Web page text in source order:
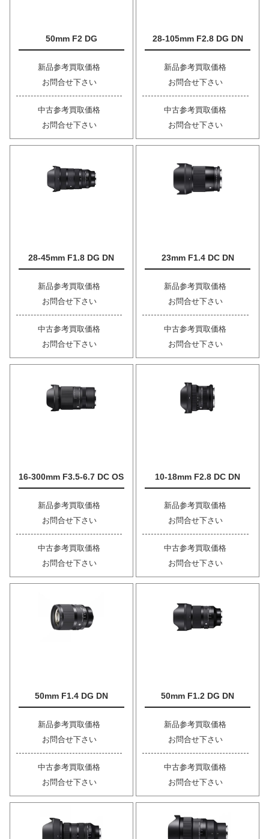
50mm F2 DG
新品参考買取価格
お問合せ下さい
中古参考買取価格
お問合せ下さい
28-105mm F2.8 DG DN
新品参考買取価格
お問合せ下さい
中古参考買取価格
お問合せ下さい
28-45mm F1.8 DG DN
新品参考買取価格
お問合せ下さい
中古参考買取価格
お問合せ下さい
23mm F1.4 DC DN
新品参考買取価格
お問合せ下さい
中古参考買取価格
お問合せ下さい
16-300mm F3.5-6.7 DC OS
新品参考買取価格
お問合せ下さい
中古参考買取価格
お問合せ下さい
10-18mm F2.8 DC DN
新品参考買取価格
お問合せ下さい
中古参考買取価格
お問合せ下さい
50mm F1.4 DG DN
新品参考買取価格
お問合せ下さい
中古参考買取価格
お問合せ下さい
50mm F1.2 DG DN
新品参考買取価格
お問合せ下さい
中古参考買取価格
お問合せ下さい